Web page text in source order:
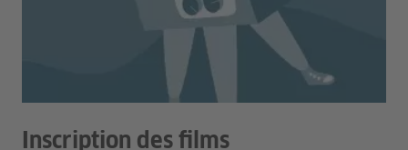
Inscription des films